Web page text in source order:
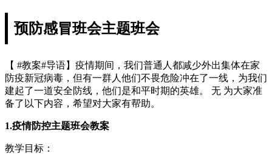
预防感冒班会主题班会
【 #教案#导语】疫情期间，我们普通人都减少外出集体在家
防疫新冠病毒，但有一群人他们不畏危险冲在了一线，为我们
建起了一道安全防线，他们是和平时期的英雄。 无 为大家准
备了以下内容，希望对大家有帮助。
1.疫情防控主题班会教案
教学目标：